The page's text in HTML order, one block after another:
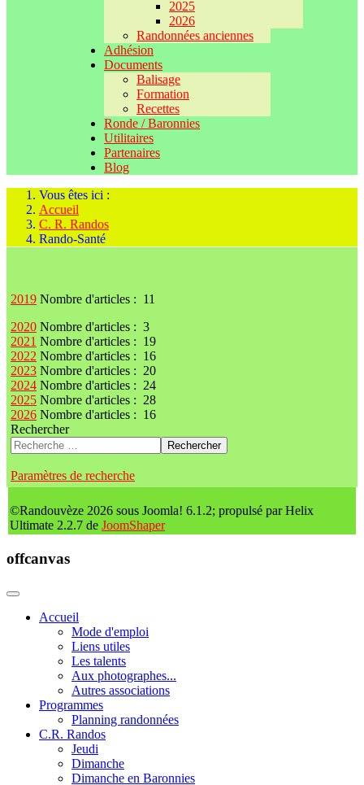
2025
2026
Randonnées anciennes
Adhésion
Documents
Balisage
Formation
Recettes
Ronde / Baronnies
Utilitaires
Partenaires
Blog
Vous êtes ici :
Accueil
C. R. Randos
Rando-Santé
2019 Nombre d'articles : 11
2020 Nombre d'articles : 3
2021 Nombre d'articles : 19
2022 Nombre d'articles : 16
2023 Nombre d'articles : 20
2024 Nombre d'articles : 24
2025 Nombre d'articles : 28
2026 Nombre d'articles : 16
Rechercher
Rechercher
Paramètres de recherche
©Randouvèze 2026 sous Joomla! 6.1.2; propulsé par Helix
Ultimate 2.2.7 de JoomShaper
offcanvas
Accueil
Mode d'emploi
Liens utiles
Les talents
Aux photographes...
Autres associations
Programmes
Planning randonnées
C.R. Randos
Jeudi
Dimanche
Dimanche en Baronnies